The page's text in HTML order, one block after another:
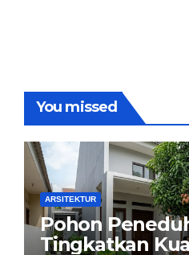
You missed
ARSITEKTUR
Pohon
Tingkatkan